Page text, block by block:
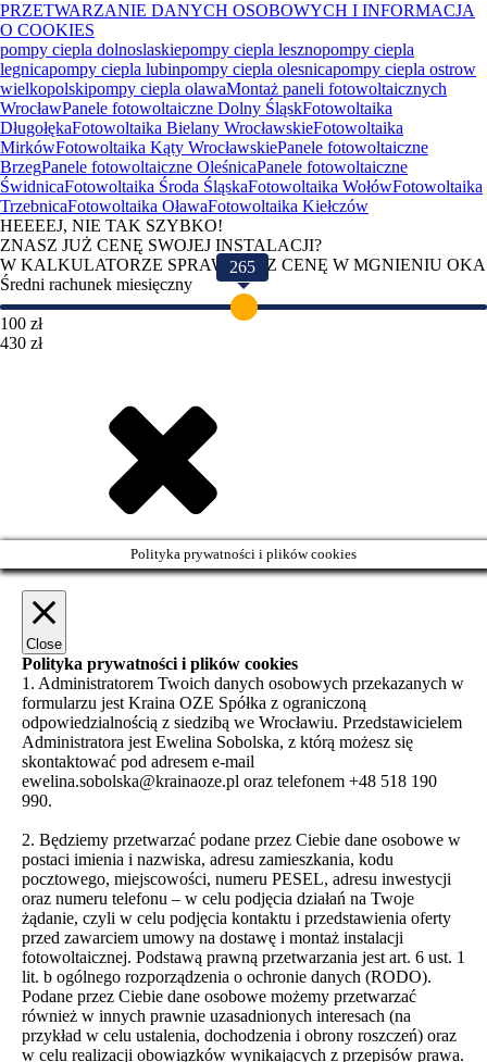
PRZETWARZANIE DANYCH OSOBOWYCH I INFORMACJA
O COOKIES
pompy ciepla dolnoslaskiepompy ciepla lesznopompy ciepla
legnicapompy ciepla lubinpompy ciepla olesnicapompy ciepla ostrow
wielkopolskipompy ciepla olawaMontaż paneli fotowoltaicznych
WrocławPanele fotowoltaiczne Dolny ŚląskFotowoltaika
DługołękaFotowoltaika Bielany WrocławskieFotowoltaika
MirkówFotowoltaika Kąty WrocławskiePanele fotowoltaiczne
BrzegPanele fotowoltaiczne OleśnicaPanele fotowoltaiczne
ŚwidnicaFotowoltaika Środa ŚląskaFotowoltaika WołówFotowoltaika
TrzebnicaFotowoltaika OławaFotowoltaika Kiełczów
HEEEEJ, NIE TAK SZYBKO!
ZNASZ JUŻ CENĘ SWOJEJ INSTALACJI?
W KALKULATORZE SPRAWDZISZ CENĘ W MGNIENIU OKA
Średni rachunek miesięczny
265
100 zł
430 zł
Polityka prywatności i plików cookies
Close
Polityka prywatności i plików cookies
1. Administratorem Twoich danych osobowych przekazanych w
formularzu jest Kraina OZE Spółka z ograniczoną
odpowiedzialnością z siedzibą we Wrocławiu. Przedstawicielem
Administratora jest Ewelina Sobolska, z którą możesz się
skontaktować pod adresem e-mail
ewelina.sobolska@krainaoze.pl oraz telefonem +48 518 190
990.
2. Będziemy przetwarzać podane przez Ciebie dane osobowe w
postaci imienia i nazwiska, adresu zamieszkania, kodu
pocztowego, miejscowości, numeru PESEL, adresu inwestycji
oraz numeru telefonu – w celu podjęcia działań na Twoje
żądanie, czyli w celu podjęcia kontaktu i przedstawienia oferty
przed zawarciem umowy na dostawę i montaż instalacji
fotowoltaicznej. Podstawą prawną przetwarzania jest art. 6 ust. 1
lit. b ogólnego rozporządzenia o ochronie danych (RODO).
Podane przez Ciebie dane osobowe możemy przetwarzać
również w innych prawnie uzasadnionych interesach (na
przykład w celu ustalenia, dochodzenia i obrony roszczeń) oraz
w celu realizacji obowiązków wynikających z przepisów prawa.